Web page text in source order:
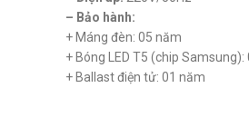
– Bảo hành:
+ Máng đèn: 05 năm
+ Bóng LED T5 (chip Samsung):
+ Ballast điện tử: 01 năm